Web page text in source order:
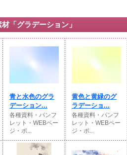
「グラデーション」
青と水色のグラ
デーション...
各種資料・パンフ
レット・WEBペー
ジ・ポ...
黄色と黄緑のグ
ラデーショ...
各種資料・パンフ
レット・WEBペー
ジ・ポ...